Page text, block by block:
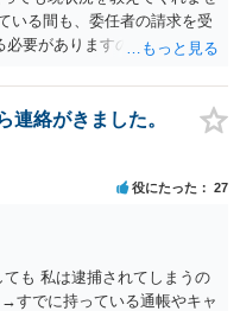
等で対応可能です。実際、当
還請求について対応実績があ
て合理的な判断といえます。
弁護士へ相談されることを
いる間も、委任者の請求を受
必要がありますので（民法６
合、日弁連に相談したらいい
が所属している弁護士会に相
（受任者による報告） 第６
きは、いつでも委任事務の
、遅滞なくその経過及び結
連絡がきました。
役にたった 27
も 私は逮捕されてしまうの
すでに持っている通帳やキャ